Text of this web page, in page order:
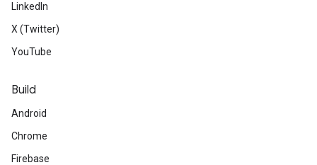
LinkedIn
X (Twitter)
YouTube
Build
Android
Chrome
Firebase